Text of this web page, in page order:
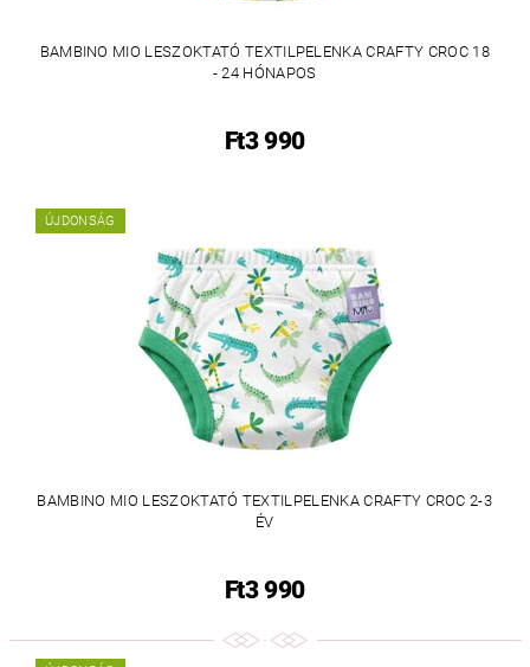
BAMBINO MIO LESZOKTATÓ TEXTILPELENKA CRAFTY CROC 18
- 24 HÓNAPOS
Ft3 990
ÚJDONSÁG
BAMBINO MIO LESZOKTATÓ TEXTILPELENKA CRAFTY CROC 2-3
ÉV
Ft3 990